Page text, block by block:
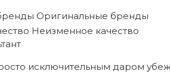
Оригинальные бренды
Неизменное качество
исключительным даром